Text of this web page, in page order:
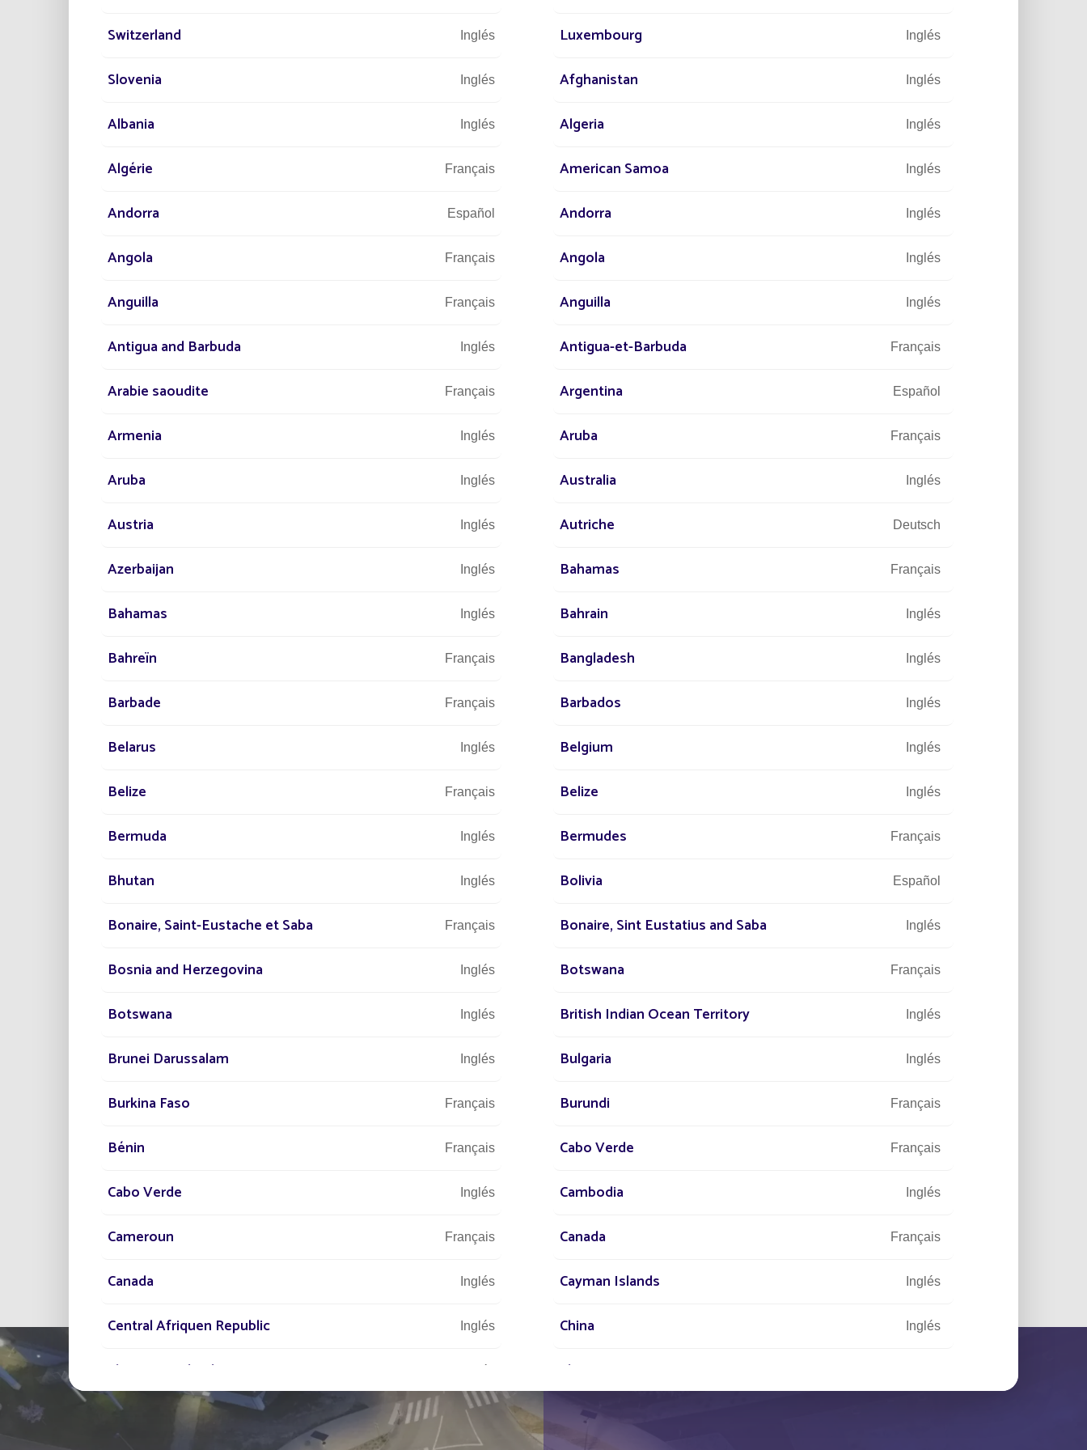
Respetuoso con el medio ambiente (huella de carbono reducida)
Les habitants se sentent en sécurité à la tombée de la nuit.
ERIE STREET ILUMINADO CON SOLAR ENERGÍA
DESCUBRIR
PROYECTOS
50.000 LUMINARIAS SOLARES
El mayor proyecto instalado por Fonroche
PROYECTOS
LO SVINCOLO
MESSO IN SICUREZZA CON
I lampioni solari autonomi di Fonroche
autostradale di Calais Questo pro
Switzerland Inglés Luxembourg Inglés
Slovenia Inglés Afghanistan Inglés
Albania Inglés Algeria Inglés
Algérie Français American Samoa Inglés
Andorra Español Andorra Inglés
Angola Français Angola Inglés
Anguilla Français Anguilla Inglés
Antigua and Barbuda Inglés Antigua-et-Barbuda Français
Arabie saoudite Français Argentina Español
Armenia Inglés Aruba Français
Aruba Inglés Australia Inglés
Austria Inglés Autriche Deutsch
Azerbaijan Inglés Bahamas Français
Bahamas Inglés Bahrain Inglés
Bahreïn Français Bangladesh Inglés
Barbade Français Barbados Inglés
Belarus Inglés Belgium Inglés
Belize Français Belize Inglés
Bermuda Inglés Bermudes Français
Bhutan Inglés Bolivia Español
Bonaire, Saint-Eustache et Saba Français Bonaire, Sint Eustatius and Saba Inglés
Bosnia and Herzegovina Inglés Botswana Français
Botswana Inglés British Indian Ocean Territory Inglés
Brunei Darussalam Inglés Bulgaria Inglés
Burkina Faso Français Burundi Français
Bénin Français Cabo Verde Français
Cabo Verde Inglés Cambodia Inglés
Cameroun Français Canada Français
Canada Inglés Cayman Islands Inglés
Central Afriquen Republic Inglés China Inglés
Christmas Island Chypre
Cocos (Keeling) Islands Inglés Comores